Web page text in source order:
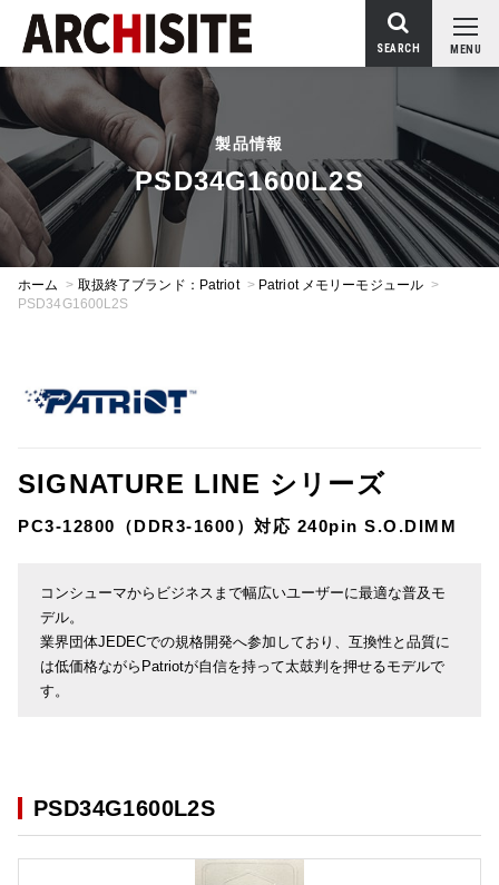
MENU
SEARCH
製品情報
PSD34G1600L2S
ホーム > 取扱終了ブランド：Patriot > Patriot メモリーモジュール >
PSD34G1600L2S
SIGNATURE LINE シリーズ
PC3-12800（DDR3-1600）対応 240pin S.O.DIMM
コンシューマからビジネスまで幅広いユーザーに最適な普及モ
デル。
業界団体JEDECでの規格開発へ参加しており、互換性と品質に
は低価格ながらPatriotが自信を持って太鼓判を押せるモデルで
す。
PSD34G1600L2S